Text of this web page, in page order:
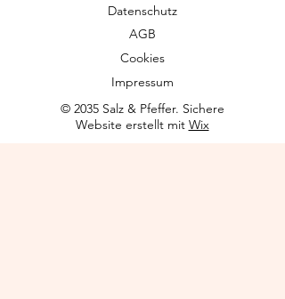
Datenschutz
AGB
Cookies
Impressum
© 2035 Salz & Pfeffer. Sichere
Website erstellt mit Wix